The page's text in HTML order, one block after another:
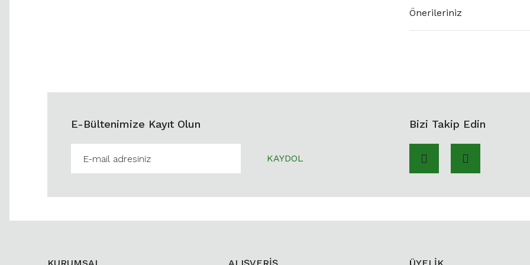
Önerileriniz
E-Bültenimize Kayıt Olun
KAYDOL
Bizi Takip Edin